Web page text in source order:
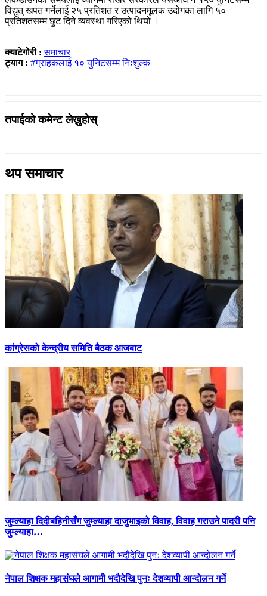
विद्युत् खपत गर्नेलाई २५ प्रतिशत र उत्पादनमूलक उदोगका लागि ५०
प्रतिशतसम्म छुट दिने व्यवस्था गरिएको थियो ।
क्याटेगोरी :समाचार
ट्याग : #ग्राहकलाई १० युनिटसम्म निःशुल्क
तपाईको कमेन्ट लेख्नुहोस्
थप समाचार
कांग्रेसको केन्द्रीय समिति बैठक आजबाट
जुम्ल्याहा दिदीबहिनीसँग जुम्ल्याहा दाजुभाइको विवाह, विवाह गराउने पादरी पनि
जुम्ल्याहा…
नेपाल शिक्षक महासंघले आगामी भदौदेखि पुनः देशव्यापी आन्दोलन गर्ने